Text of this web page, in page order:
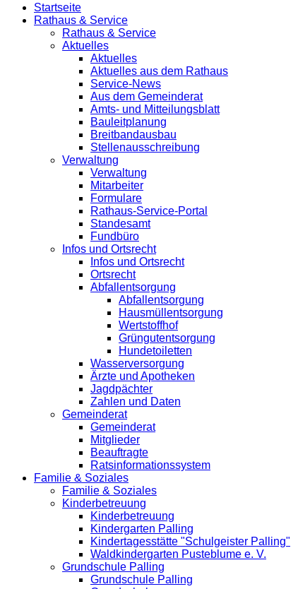
Startseite
Rathaus & Service
Rathaus & Service
Aktuelles
Aktuelles
Aktuelles aus dem Rathaus
Service-News
Aus dem Gemeinderat
Amts- und Mitteilungsblatt
Bauleitplanung
Breitbandausbau
Stellenausschreibung
Verwaltung
Verwaltung
Mitarbeiter
Formulare
Rathaus-Service-Portal
Standesamt
Fundbüro
Infos und Ortsrecht
Infos und Ortsrecht
Ortsrecht
Abfallentsorgung
Abfallentsorgung
Hausmüllentsorgung
Wertstoffhof
Grüngutentsorgung
Hundetoiletten
Wasserversorgung
Ärzte und Apotheken
Jagdpächter
Zahlen und Daten
Gemeinderat
Gemeinderat
Mitglieder
Beauftragte
Ratsinformationssystem
Familie & Soziales
Familie & Soziales
Kinderbetreuung
Kinderbetreuung
Kindergarten Palling
Kindertagesstätte "Schulgeister Palling"
Waldkindergarten Pusteblume e. V.
Grundschule Palling
Grundschule Palling